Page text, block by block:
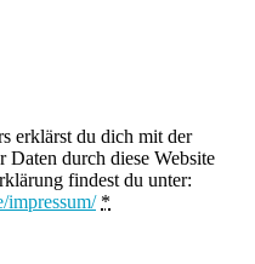
erklärst du dich mit der
Daten durch diese Website
findest du unter:
impressum/ *